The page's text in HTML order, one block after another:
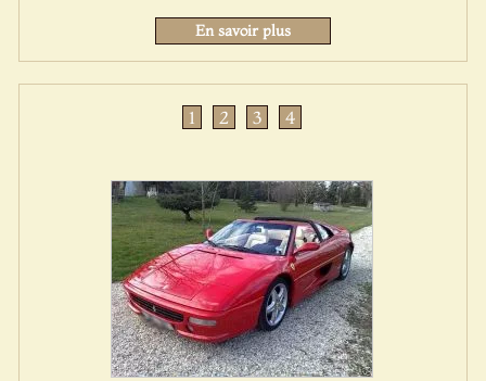
En savoir plus
1 2 3 4